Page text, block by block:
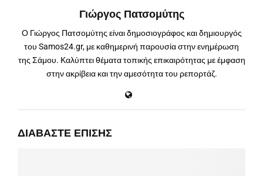
Γιώργος Πατσομύτης
Ο Γιώργος Πατσομύτης είναι δημοσιογράφος και δημιουργός
του Samos24.gr, με καθημερινή παρουσία στην ενημέρωση
της Σάμου. Καλύπτει θέματα τοπικής επικαιρότητας με έμφαση
στην ακρίβεια και την αμεσότητα του ρεπορτάζ.
ΔΙΑΒΆΣΤΕ ΕΠΊΣΗΣ